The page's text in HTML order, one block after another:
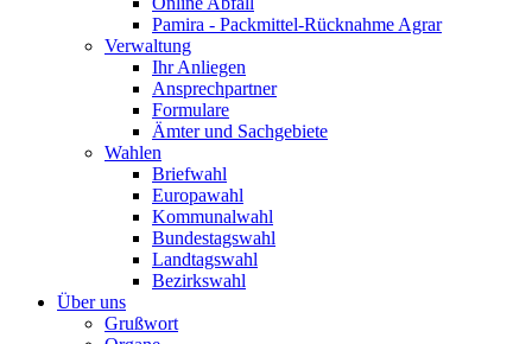
Pamira - Packmittel-Rücknahme Agrar
Verwaltung
Ihr Anliegen
Ansprechpartner
Formulare
Ämter und Sachgebiete
Wahlen
Briefwahl
Europawahl
Kommunalwahl
Bundestagswahl
Landtagswahl
Bezirkswahl
Über uns
Grußwort